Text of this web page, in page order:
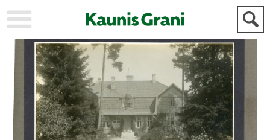
KAUPUNKI
STADEN
AJANKOHTAISTA
AKTUELLT
URHEILU
IDROTT
KULTTUURI
KULTUR
HISTORIA
HISTORIA